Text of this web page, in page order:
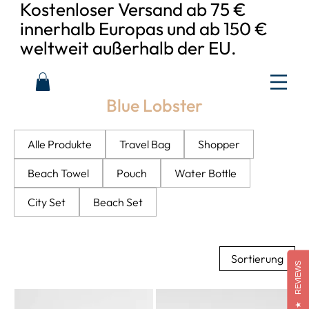
Kostenloser Versand ab 75 €
innerhalb Europas und ab 150 €
weltweit außerhalb der EU.
Blue Lobster
Alle Produkte Travel Bag Shopper
Beach Towel Pouch Water Bottle
City Set Beach Set
Sortierung
★
REVIEWS